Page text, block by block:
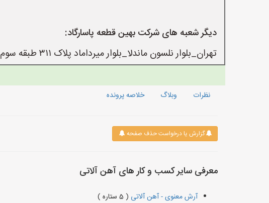
دیگر شعبه های شرکت بهین قطعه پاسارگاد:
تهران_بلوار نلسون ماندلا_بلوار میرداماد پلاک ۳۱۱ طبقه سوم واحد پنج غربی شعبه دوم بلوار نلسون ماندلا _بلوار میرداماد پلاک ۳۱۱ طبقه هفتم
نظرات
وبلاگ خلاصه پرونده
گزارش یا درخواست حذف صفحه
معرفی سایر کسب و کار های آهن آلاتی
آرش معنوی - آهن آلاتی ( 5 ستاره )